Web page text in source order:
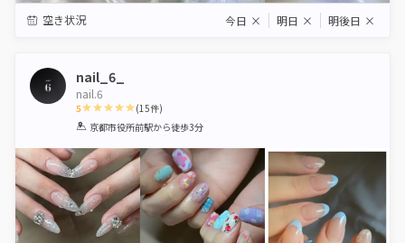
空き状況 今日 × 明日 × 明後日 ×
nail_6_
nail.6
5
1 2 3 4 5
(15件)
京都市役所前駅から徒歩3分